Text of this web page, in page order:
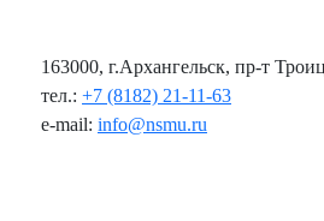
163000, г.Архангельск, пр-т
тел.: +7 (8182) 21-11-63
e-mail: info@nsmu.ru